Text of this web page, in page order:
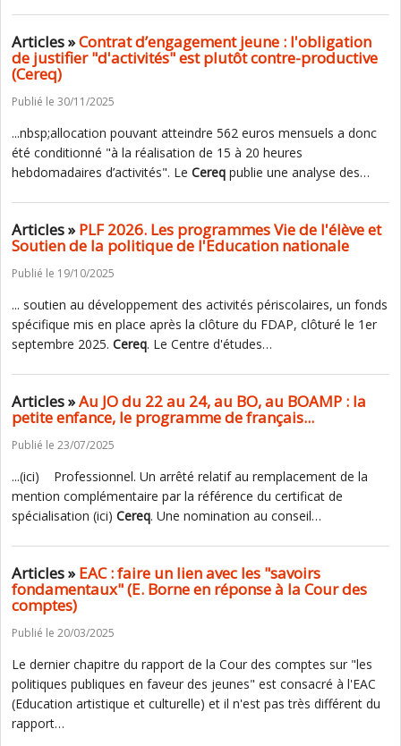
Articles »Contrat d’engagement jeune : l'obligation
de justifier "d'activités" est plutôt contre-productive
(Cereq)
Publié le 30/11/2025
...nbsp;allocation pouvant atteindre 562 euros mensuels a donc
été conditionné "à la réalisation de 15 à 20 heures
hebdomadaires d’activités". Le Cereq publie une analyse des…
Articles »PLF 2026. Les programmes Vie de l'élève et
Soutien de la politique de l'Education nationale
Publié le 19/10/2025
... soutien au développement des activités périscolaires, un fonds
spécifique mis en place après la clôture du FDAP, clôturé le 1er
septembre 2025. Cereq. Le Centre d'études…
Articles »Au JO du 22 au 24, au BO, au BOAMP : la
petite enfance, le programme de français...
Publié le 23/07/2025
...(ici) Professionnel. Un arrêté relatif au remplacement de la
mention complémentaire par la référence du certificat de
spécialisation (ici) Cereq. Une nomination au conseil…
Articles »EAC : faire un lien avec les "savoirs
fondamentaux" (E. Borne en réponse à la Cour des
comptes)
Publié le 20/03/2025
Le dernier chapitre du rapport de la Cour des comptes sur "les
politiques publiques en faveur des jeunes" est consacré à l'EAC
(Education artistique et culturelle) et il n'est pas très différent du
rapport…